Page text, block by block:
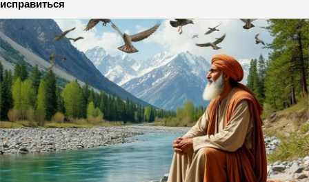
исправиться